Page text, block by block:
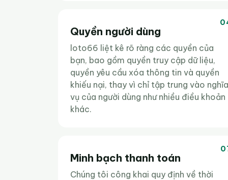
Quyền người dùng
loto66 liệt kê rõ ràng các quyền của
bạn, bao gồm quyền truy cập dữ liệu,
quyền yêu cầu xóa thông tin và quyền
khiếu nại, thay vì chỉ tập trung vào nghĩa
vụ của người dùng như nhiều điều khoản
khác.
Minh bạch thanh toán
Chúng tôi công khai quy định về thời